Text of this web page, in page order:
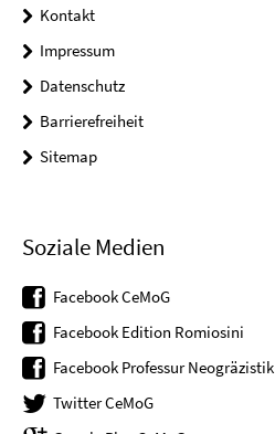
Kontakt
Impressum
Datenschutz
Barrierefreiheit
Sitemap
Soziale Medien
Facebook CeMoG
Facebook Edition Romiosini
Facebook Professur Neogräzistik
Twitter CeMoG